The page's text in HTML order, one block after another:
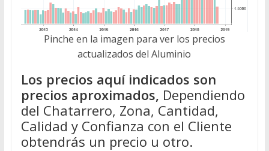
Pinche en la imagen para ver los precios
actualizados del Aluminio
Los precios aquí indicados son
precios aproximados, Dependiendo
del Chatarrero, Zona, Cantidad,
Calidad y Confianza con el Cliente
obtendrás un precio u otro.